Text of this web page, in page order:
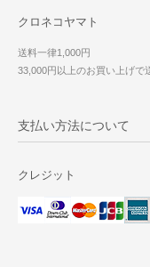
クロネコヤマト
送料一律1,000円
33,000円以上のお買い上げで
支払い方法について
クレジット